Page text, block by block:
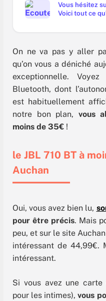
Vous hésitez
Voici tout ce
On ne va pas y aller
qu’on vous a déniché
exceptionnelle.
Bluetooth, dont
est habituellement
notre bon plan, vous
moins de 35€ !
le JBL 710 BT à
Auchan
Oui, vous avez bien lu,
pour être précis. Mais
peu, et sur le site
intéressant de 44,99€.
intéressant.
Si vous avez une
pour les intimes),vous